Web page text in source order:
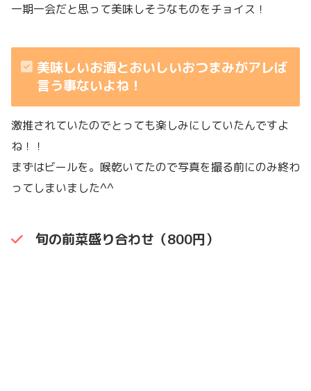
一期一会だと思って美味しそうなものをチョイス！
美味しいお酒とおいしいおつまみがアレば
言う事ないよね！
激推されていたのでとっても楽しみにしていたんですよ
ね！！
まずはビールを。喉乾いてたので写真を撮る前にのみ終わ
ってしまいました^^
旬の前菜盛り合わせ（800円）